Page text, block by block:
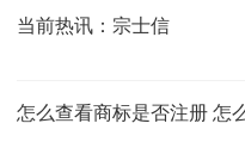
当前热讯：宗士信
怎么查看商标是否注册 怎